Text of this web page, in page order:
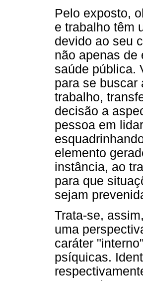
Pelo exposto,
e trabalho têm
devido ao seu
não apenas de
saúde pública.
para se buscar
trabalho,
decisão a
pessoa em
elemento
instância, ao
para que
sejam
Trata-se,
uma
caráter
psíquicas.